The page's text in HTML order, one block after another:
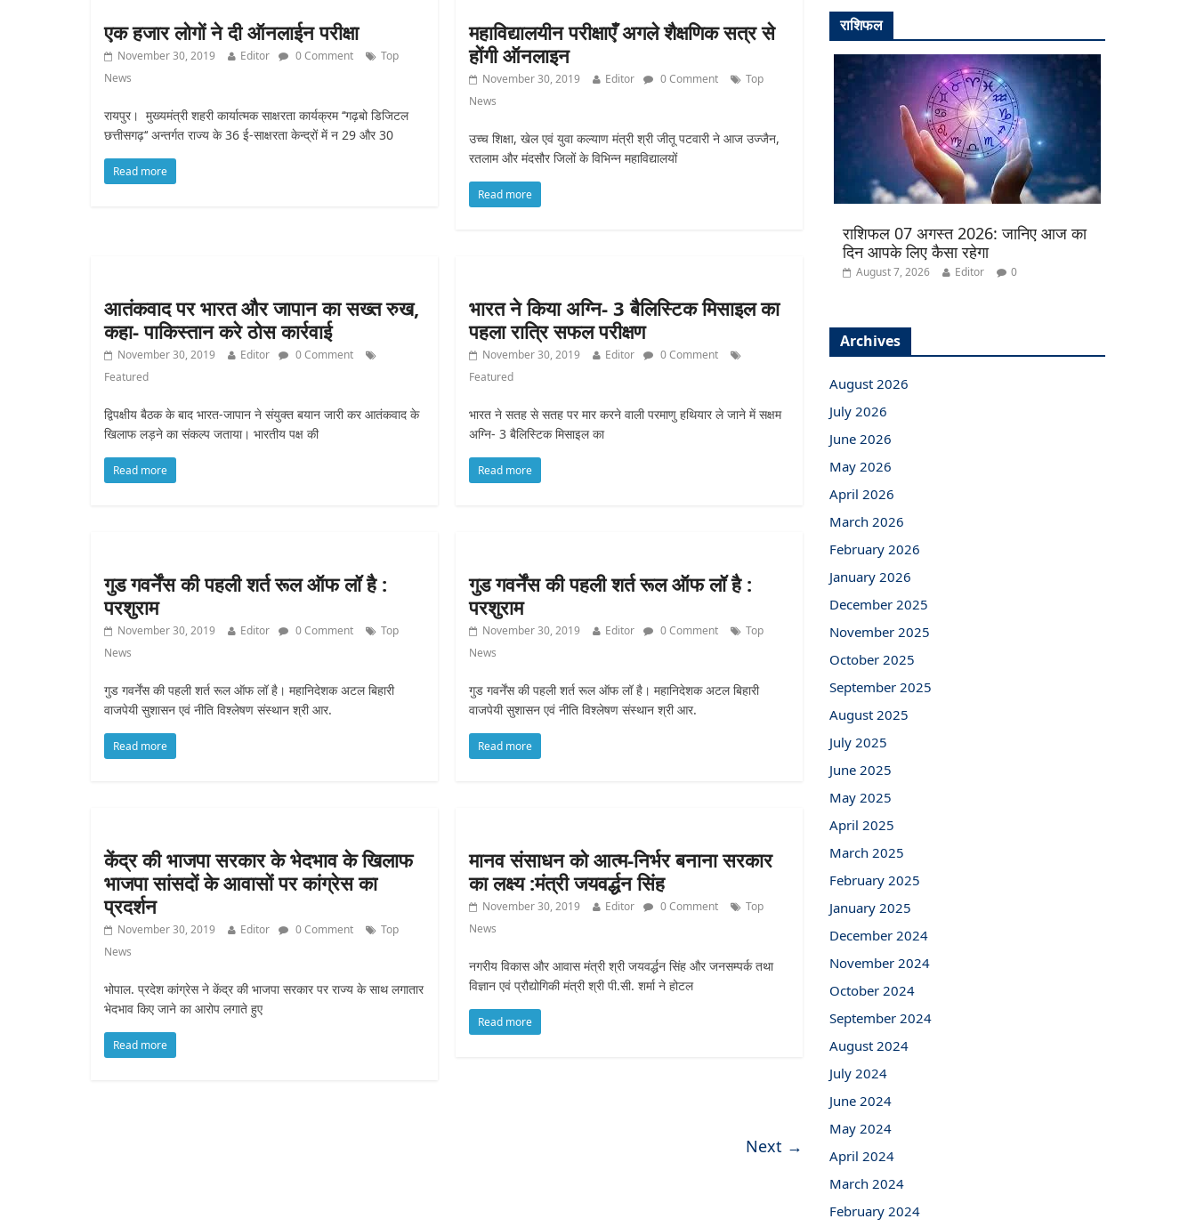
एक हजार लोगों ने दी ऑनलाईन परीक्षा
November 30, 2019 Editor 0 Comment
Top
News
रायपुर। मुख्यमंत्री शहरी कार्यात्मक साक्षरता कार्यक्रम ‘‘गढ़बो डिजिटल
छत्तीसगढ़‘‘ अन्तर्गत राज्य के 36 ई-साक्षरता केन्द्रों में न 29 और 30
Read more
महाविद्यालयीन परीक्षाएँ अगले शैक्षणिक सत्र से
होंगी ऑनलाइन
November 30, 2019 Editor 0 Comment
Top
News
उच्च शिक्षा, खेल एवं युवा कल्याण मंत्री श्री जीतू पटवारी ने आज उज्जैन,
रतलाम और मंदसौर जिलों के विभिन्न महाविद्यालयों
Read more
आतंकवाद पर भारत और जापान का सख्त रुख,
कहा- पाकिस्तान करे ठोस कार्रवाई
November 30, 2019 Editor
0 Comment
Featured
द्विपक्षीय बैठक के बाद भारत-जापान ने संयुक्त बयान जारी कर आतंकवाद के
खिलाफ लड़ने का संकल्प जताया। भारतीय पक्ष की
Read more
भारत ने किया अग्नि- 3 बैलिस्टिक मिसाइल का
पहला रात्रि सफल परीक्षण
November 30, 2019 Editor
0 Comment
Featured
भारत ने सतह से सतह पर मार करने वाली परमाणु हथियार ले जाने में सक्षम
अग्नि- 3 बैलिस्टिक मिसाइल का
Read more
गुड गवर्नेंस की पहली शर्त रूल ऑफ लॉ है :
परशुराम
November 30, 2019 Editor 0 Comment
Top
News
गुड गवर्नेंस की पहली शर्त रूल ऑफ लॉ है। महानिदेशक अटल बिहारी
वाजपेयी सुशासन एवं नीति विश्लेषण संस्थान श्री आर.
Read more
गुड गवर्नेंस की पहली शर्त रूल ऑफ लॉ है :
परशुराम
November 30, 2019 Editor 0 Comment
Top
News
गुड गवर्नेंस की पहली शर्त रूल ऑफ लॉ है। महानिदेशक अटल बिहारी
वाजपेयी सुशासन एवं नीति विश्लेषण संस्थान श्री आर.
Read more
केंद्र की भाजपा सरकार के भेदभाव के खिलाफ
भाजपा सांसदों के आवासों पर कांग्रेस का
प्रदर्शन
November 30, 2019 Editor 0 Comment
Top
News
भोपाल. प्रदेश कांग्रेस ने केंद्र की भाजपा सरकार पर राज्य के साथ लगातार
भेदभाव किए जाने का आरोप लगाते हुए
Read more
मानव संसाधन को आत्म-निर्भर बनाना सरकार
का लक्ष्य :मंत्री जयवर्द्धन सिंह
November 30, 2019 Editor 0 Comment
Top
News
नगरीय विकास और आवास मंत्री श्री जयवर्द्धन सिंह और जनसम्पर्क तथा
विज्ञान एवं प्रौद्योगिकी मंत्री श्री पी.सी. शर्मा ने होटल
Read more
Next →
राशिफल
राशिफल 07 अगस्त 2026: जानिए आज का
दिन आपके लिए कैसा रहेगा
August 7, 2026 Editor 0
Archives
August 2026
July 2026
June 2026
May 2026
April 2026
March 2026
February 2026
January 2026
December 2025
November 2025
October 2025
September 2025
August 2025
July 2025
June 2025
May 2025
April 2025
March 2025
February 2025
January 2025
December 2024
November 2024
October 2024
September 2024
August 2024
July 2024
June 2024
May 2024
April 2024
March 2024
February 2024